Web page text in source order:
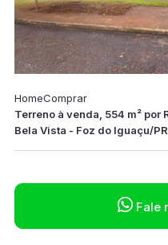
HomeComprar
Terreno à venda, 554 m²
Bela Vista - Foz do Iguaçu/PR
 Fale